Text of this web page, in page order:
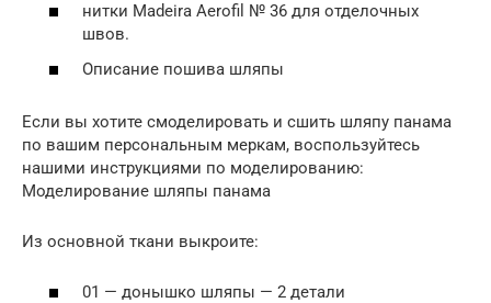
нитки Madeira Aerofil № 36 для отделочных
швов.
Описание пошива шляпы
Если вы хотите смоделировать и сшить шляпу панама
по вашим персональным меркам, воспользуйтесь
нашими инструкциями по моделированию:
Моделирование шляпы панама
Из основной ткани выкроите:
01 — донышко шляпы — 2 детали